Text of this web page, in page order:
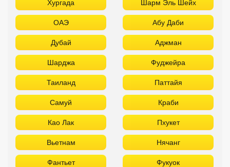
Хургада Шарм Эль Шейх
ОАЭ Абу Даби
Дубай Аджман
Шарджа Фуджейра
Таиланд Паттайя
Самуй Краби
Као Лак Пхукет
Вьетнам Нячанг
Фантьет Фукуок